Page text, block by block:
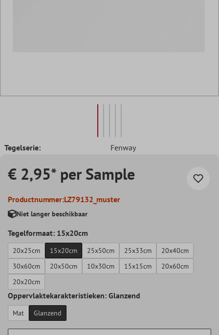
Tegelserie: Fenway
€ 2,95* per Sample
Productnummer:LZ79132_muster
Niet langer beschikbaar
Tegelformaat: 15x20cm
20x25cm 15x20cm 25x50cm 25x33cm
20x40cm
30x60cm
20x50cm 10x30cm 15x15cm
20x60cm
20x20cm
Oppervlaktekarakteristieken: Glanzend
Mat Glanzend